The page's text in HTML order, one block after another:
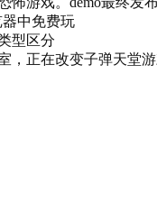
器中免费玩
型区分
，正在改变子弹天堂